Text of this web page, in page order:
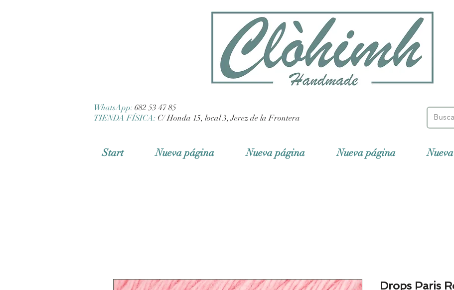
WhatsApp: 682 53 47 85
TIENDA FÍSICA: C/ Honda 15, local 3, Jerez de la Frontera
Start Nueva página Nueva página Nueva página
Drops Paris